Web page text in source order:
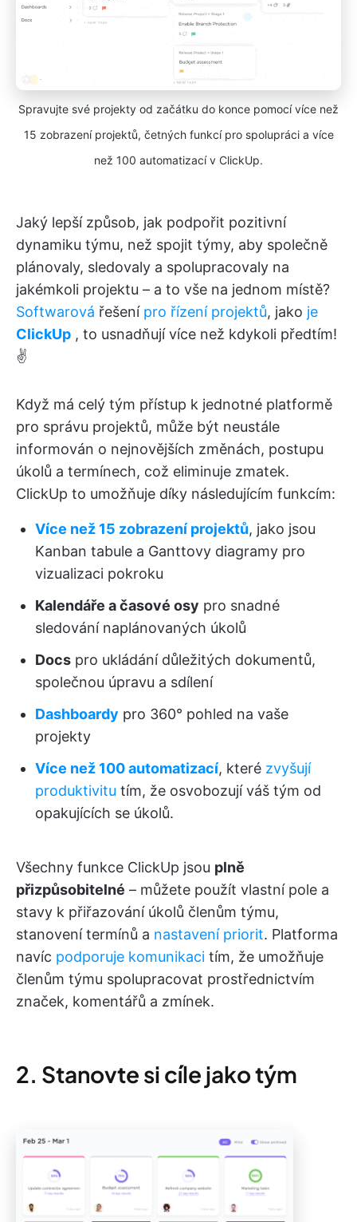
Spravujte své projekty od začátku do konce pomocí více než
15 zobrazení projektů, četných funkcí pro spolupráci a více
než 100 automatizací v ClickUp.
Jaký lepší způsob, jak podpořit pozitivní
dynamiku týmu, než spojit týmy, aby společně
plánovaly, sledovaly a spolupracovaly na
jakémkoli projektu – a to vše na jednom místě?
Softwarová řešení pro řízení projektů, jako je
ClickUp , to usnadňují více než kdykoli předtím!
✌️
Když má celý tým přístup k jednotné platformě
pro správu projektů, může být neustále
informován o nejnovějších změnách, postupu
úkolů a termínech, což eliminuje zmatek.
ClickUp to umožňuje díky následujícím funkcím:
Více než 15 zobrazení projektů, jako jsou
Kanban tabule a Ganttovy diagramy pro
vizualizaci pokroku
Kalendáře a časové osy pro snadné
sledování naplánovaných úkolů
Docs pro ukládání důležitých dokumentů,
společnou úpravu a sdílení
Dashboardy pro 360° pohled na vaše
projekty
Více než 100 automatizací, které zvyšují
produktivitu tím, že osvobozují váš tým od
opakujících se úkolů.
Všechny funkce ClickUp jsou plně
přizpůsobitelné – můžete použít vlastní pole a
stavy k přiřazování úkolů členům týmu,
stanovení termínů a nastavení priorit. Platforma
navíc podporuje komunikaci tím, že umožňuje
členům týmu spolupracovat prostřednictvím
značek, komentářů a zmínek.
2. Stanovte si cíle jako tým